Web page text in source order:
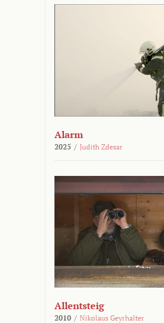
Alarm
2025 / Judith Zdesar
Allentsteig
2010 / Nikolaus Geyrhalter